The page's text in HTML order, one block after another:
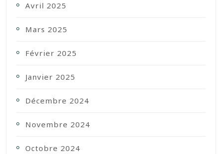
Avril 2025
Mars 2025
Février 2025
Janvier 2025
Décembre 2024
Novembre 2024
Octobre 2024